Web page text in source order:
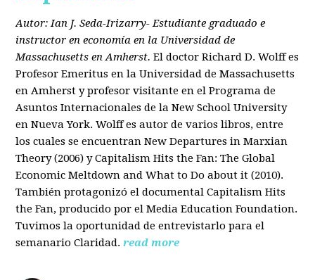
Autor: Ian J. Seda-Irizarry- Estudiante graduado e
instructor en economía en la Universidad de
Massachusetts en Amherst. El doctor Richard D. Wolff es
Profesor Emeritus en la Universidad de Massachusetts
en Amherst y profesor visitante en el Programa de
Asuntos Internacionales de la New School University
en Nueva York. Wolff es autor de varios libros, entre
los cuales se encuentran New Departures in Marxian
Theory (2006) y Capitalism Hits the Fan: The Global
Economic Meltdown and What to Do about it (2010).
También protagonizó el documental Capitalism Hits
the Fan, producido por el Media Education Foundation.
Tuvimos la oportunidad de entrevistarlo para el
semanario Claridad. read more